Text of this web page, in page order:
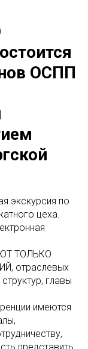
ОСПП
экскурсия по
цеха.
ТОЛЬКО
отраслевых
главы
имеются